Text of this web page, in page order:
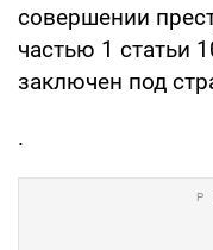
совершении
частью 1 статьи
заключен под
.